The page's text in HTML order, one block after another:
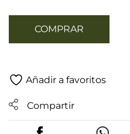
COMPRAR
Añadir a favoritos
Compartir